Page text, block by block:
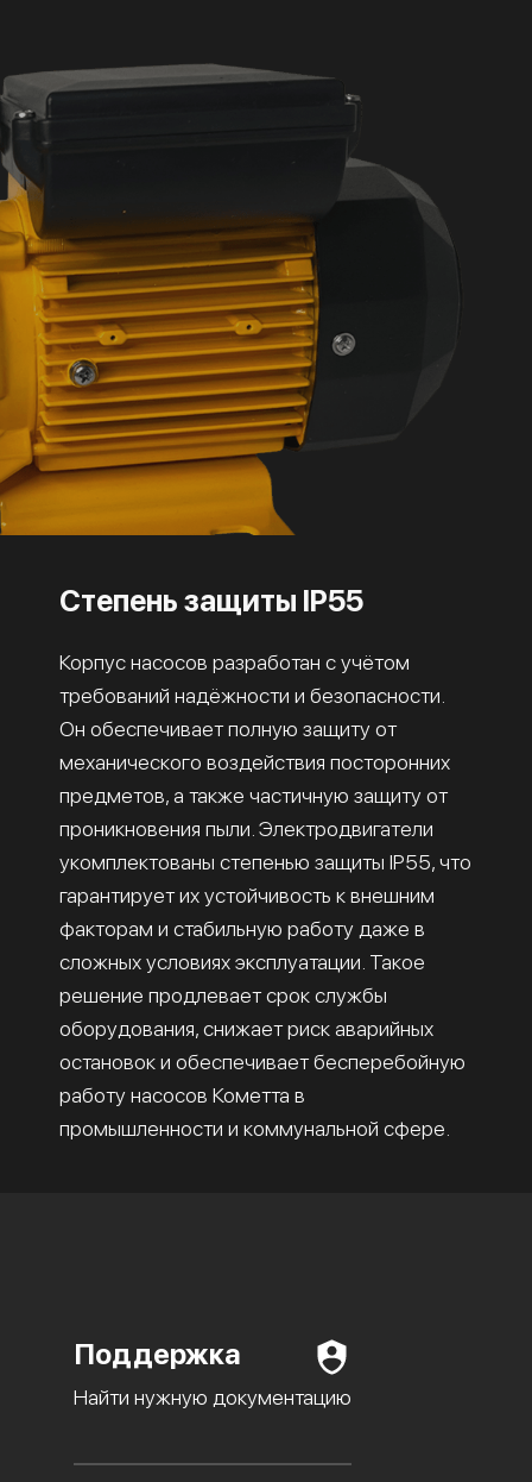
Степень защиты IP55
Корпус насосов разработан с учётом
требований надёжности и безопасности.
Он обеспечивает полную защиту от
механического воздействия посторонних
предметов, а также частичную защиту от
проникновения пыли. Электродвигатели
укомплектованы степенью защиты IP55, что
гарантирует их устойчивость к внешним
факторам и стабильную работу даже в
сложных условиях эксплуатации. Такое
решение продлевает срок службы
оборудования, снижает риск аварийных
остановок и обеспечивает бесперебойную
работу насосов Кометта в
промышленности и коммунальной сфере.
Поддержка
Найти нужную документацию